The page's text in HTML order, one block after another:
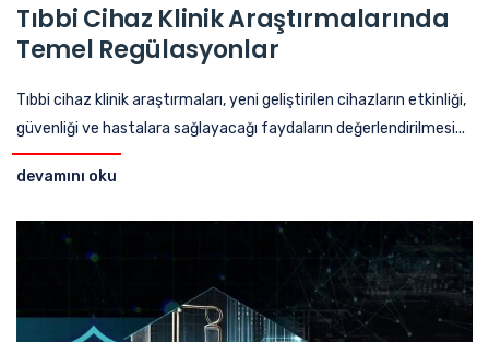
Tıbbi Cihaz Klinik Araştırmalarında
Temel Regülasyonlar
Tıbbi cihaz klinik araştırmaları, yeni geliştirilen cihazların etkinliği,
güvenliği ve hastalara sağlayacağı faydaların değerlendirilmesi...
devamını oku